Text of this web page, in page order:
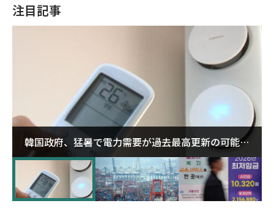
注目記事
韓国政府、猛暑で電力需要が過去最高更新の可能性
に需給対応体制を点検